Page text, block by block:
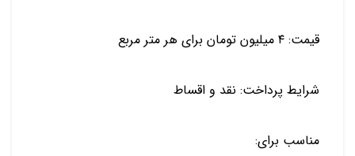
قیمت: ۴ میلیون تومان برای هر متر مربع
شرایط پرداخت: نقد و اقساط
مناسب برای: